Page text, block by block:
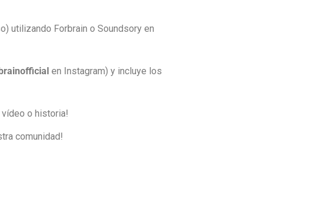
utilizando Forbrain o Soundsory en
en Instagram) y incluye los
vídeo o historia!
comunidad!